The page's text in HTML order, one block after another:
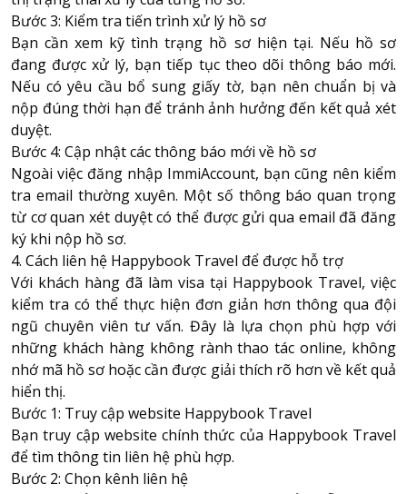
Bước 3: Kiểm tra tiến trình xử lý hồ sơ
Bạn cần xem kỹ tình trạng hồ sơ hiện tại. Nếu hồ sơ
đang được xử lý, bạn tiếp tục theo dõi thông báo mới.
Nếu có yêu cầu bổ sung giấy tờ, bạn nên chuẩn bị và
nộp đúng thời hạn để tránh ảnh hưởng đến kết quả xét
duyệt.
Bước 4: Cập nhật các thông báo mới về hồ sơ
Ngoài việc đăng nhập ImmiAccount, bạn cũng nên kiểm
tra email thường xuyên. Một số thông báo quan trọng
từ cơ quan xét duyệt có thể được gửi qua email đã đăng
ký khi nộp hồ sơ.
4. Cách liên hệ Happybook Travel để được hỗ trợ
Với khách hàng đã làm visa tại Happybook Travel, việc
kiểm tra có thể thực hiện đơn giản hơn thông qua đội
ngũ chuyên viên tư vấn. Đây là lựa chọn phù hợp với
những khách hàng không rành thao tác online, không
nhớ mã hồ sơ hoặc cần được giải thích rõ hơn về kết quả
hiển thị.
Bước 1: Truy cập website Happybook Travel
Bạn truy cập website chính thức của Happybook Travel
để tìm thông tin liên hệ phù hợp.
Bước 2: Chọn kênh liên hệ